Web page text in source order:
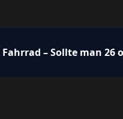
Fahrrad – Sollte man 26